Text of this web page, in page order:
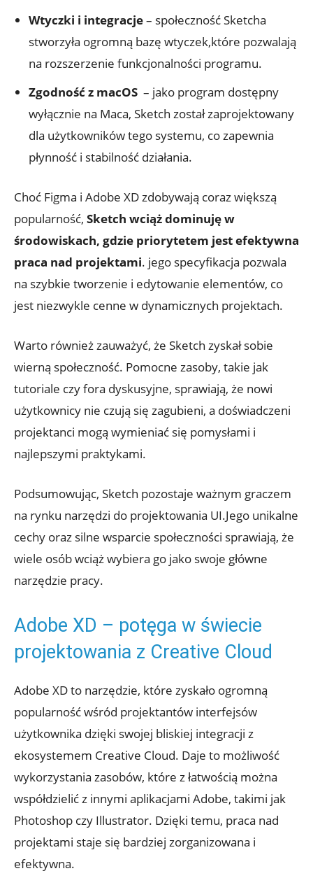
Wtyczki i ⁢integracje– ⁢społeczność Sketcha
stworzyła‍ ogromną bazę wtyczek,które‌ pozwalają
⁤na ⁤rozszerzenie funkcjonalności programu.
Zgodność z ⁢macOS ​ – jako ‍program dostępny
⁤wyłącznie na Maca, Sketch został zaprojektowany
dla użytkowników tego systemu, ⁤co zapewnia
płynność i ‌stabilność‍ działania.
Choć Figma ⁢i Adobe XD zdobywają ⁢coraz większą
popularność, Sketch wciąż ‍dominuję ⁤w
środowiskach,​ gdzie priorytetem jest efektywna
praca nad projektami. jego specyfikacja ‍pozwala
na⁤ szybkie tworzenie i edytowanie elementów, co ​
jest niezwykle cenne w dynamicznych projektach.
Warto również ⁢zauważyć, ​że Sketch zyskał sobie
wierną⁢ społeczność.⁤ Pomocne zasoby, takie​ jak‌
tutoriale czy fora dyskusyjne,​ sprawiają, że nowi
użytkownicy⁤ nie czują się ⁢zagubieni, a doświadczeni⁢
projektanci mogą wymieniać się pomysłami‍ i
najlepszymi​ praktykami.
Podsumowując, Sketch ⁣pozostaje ważnym graczem
na⁢ rynku narzędzi do projektowania UI.Jego unikalne
cechy oraz silne wsparcie społeczności​ sprawiają, że
⁤wiele‍ osób‌ wciąż wybiera go jako ‌swoje główne
narzędzie pracy.
Adobe‌ XD – potęga w świecie
projektowania z Creative ⁤Cloud
Adobe XD to narzędzie, które zyskało ogromną
popularność‍ wśród projektantów interfejsów​
użytkownika dzięki swojej bliskiej integracji‍ z
ekosystemem‌ Creative Cloud. Daje to ⁤możliwość
wykorzystania zasobów, które z ⁤łatwością można
współdzielić z ‍innymi aplikacjami Adobe, takimi jak
Photoshop czy ‍Illustrator. Dzięki temu, praca nad⁣
projektami ‌staje⁢ się bardziej zorganizowana i
efektywna.